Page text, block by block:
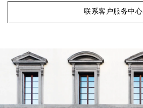
联系客户服务中心